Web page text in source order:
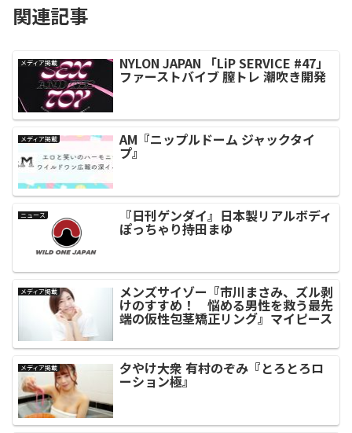
関連記事
メディア掲載 NYLON JAPAN 「LiP SERVICE #47」
ファーストバイブ 膣トレ 潮吹き開発
メディア掲載 AM『ニップルドーム ジャックタイ
プ』
ニュース 『日刊ゲンダイ』日本製リアルボディ
ぽっちゃり持田まゆ
メディア掲載 メンズサイゾー『市川まさみ、ズル剥
けのすすめ！ 悩める男性を救う最先
端の仮性包茎矯正リング』マイピース
メディア掲載 夕やけ大衆 有村のぞみ『とろとろロ
ーション極』